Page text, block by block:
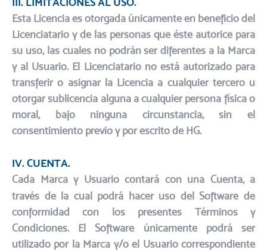
Esta Licencia es otorgada únicamente en beneficio del
Licenciatario y de las personas que éste autorice para
su uso, las cuales no podrán ser diferentes a la Marca
y al Usuario. El Licenciatario no está autorizado para
transferir o asignar la Licencia a cualquier tercero u
otorgar sublicencia alguna a cualquier persona física o
moral, bajo ninguna circunstancia, sin el
consentimiento previo y por escrito de HG.
IV. CUENTA.
Cada Marca y Usuario contará con una Cuenta, a
través de la cual podrá hacer uso del Software de
conformidad con los presentes Términos y
Condiciones. El Software únicamente podrá ser
utilizado por la Marca y/o el Usuario correspondiente